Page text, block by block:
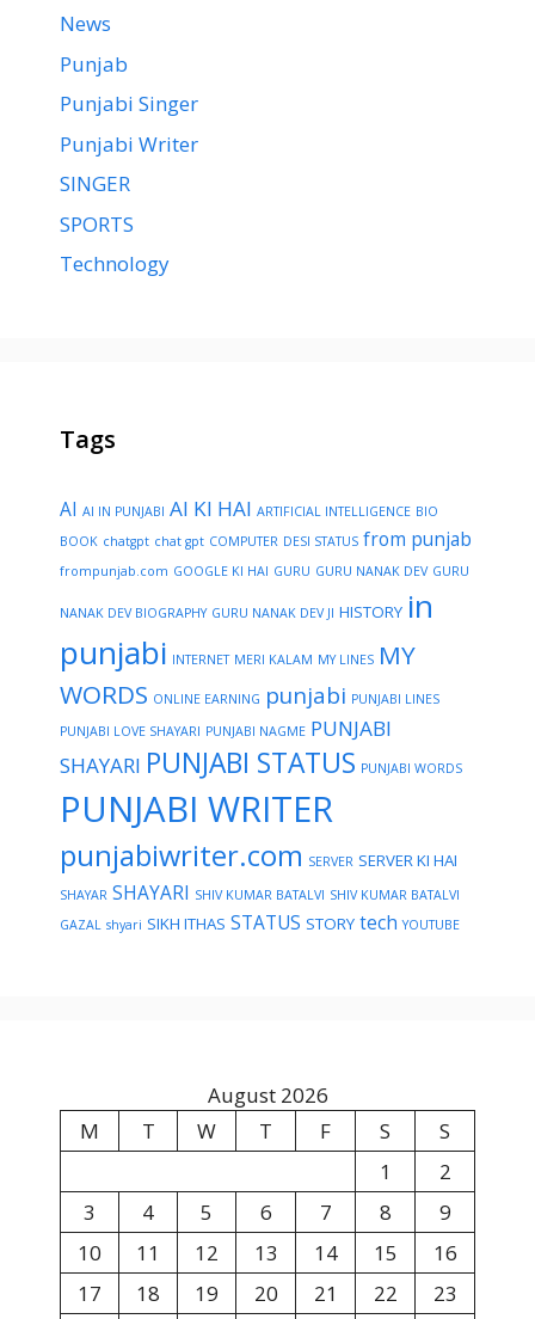
News
Punjab
Punjabi Singer
Punjabi Writer
SINGER
SPORTS
Technology
Tags
AI AI IN PUNJABI AI KI HAI ARTIFICIAL INTELLIGENCE BIO
BOOK chatgpt chat gpt COMPUTER DESI STATUS from punjab
frompunjab.com GOOGLE KI HAI GURU GURU NANAK DEV GURU
NANAK DEV BIOGRAPHY GURU NANAK DEV JI HISTORY in
punjabi INTERNET MERI KALAM MY LINES MY
WORDS ONLINE EARNING punjabi PUNJABI LINES
PUNJABI LOVE SHAYARI PUNJABI NAGME PUNJABI
SHAYARI PUNJABI STATUS PUNJABI WORDS
PUNJABI WRITER
punjabiwriter.com SERVER SERVER KI HAI
SHAYAR SHAYARI SHIV KUMAR BATALVI SHIV KUMAR BATALVI
GAZAL shyari SIKH ITHAS STATUS STORY tech YOUTUBE
August 2026
M
T W T F S
S
1
2
3
4 5 6 7 8
9
10
11 12 13 14 15
16
17
18 19 20 21 22
23